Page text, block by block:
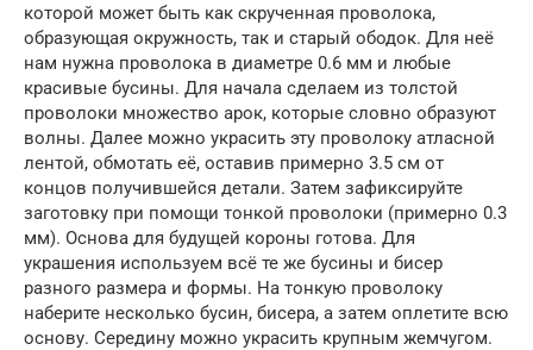
которой может быть как скрученная проволока,
образующая окружность, так и старый ободок. Для неё
нам нужна проволока в диаметре 0.6 мм и любые
красивые бусины. Для начала сделаем из толстой
проволоки множество арок, которые словно образуют
волны. Далее можно украсить эту проволоку атласной
лентой, обмотать её, оставив примерно 3.5 см от
концов получившейся детали. Затем зафиксируйте
заготовку при помощи тонкой проволоки (примерно 0.3
мм). Основа для будущей короны готова. Для
украшения используем всё те же бусины и бисер
разного размера и формы. На тонкую проволоку
наберите несколько бусин, бисера, а затем оплетите всю
основу. Середину можно украсить крупным жемчугом.